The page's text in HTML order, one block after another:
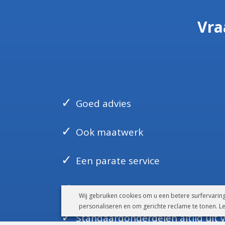
Goed advies
Ook maatwerk
Een parate service
Gecertificeerde kwaliteit
Standaardonderdelen altijd uit
Wij gebruiken cookies om u een betere
personaliseren en om gerichte reclame te tonen.